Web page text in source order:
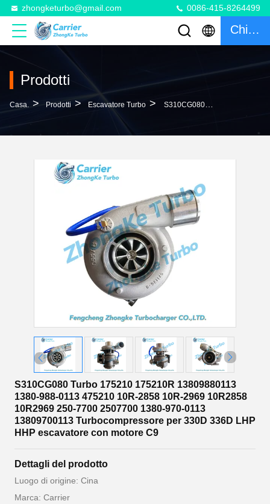
zhongketurbo@gmail.com 0086-415-8264499
Chiacchierata
Prodotti
Casa. > Prodotti > Escavatore Turbo > S310CG080 Turbo 175210 175210R 13809880113 1380-988-0113 475210 10R-2858 10R-2969 10R2858 10R2969 250-7700 2507700 1380-970-0113 13809700113 Turbocompressore Per 330D 336D LHP HHP Escavatore Con Motore C9
S310CG080 Turbo 175210 175210R 13809880113
1380-988-0113 475210 10R-2858 10R-2969 10R2858
10R2969 250-7700 2507700 1380-970-0113
13809700113 Turbocompressore per 330D 336D LHP
HHP escavatore con motore C9
Dettagli del prodotto
Luogo di origine: Cina
Marca: Carrier